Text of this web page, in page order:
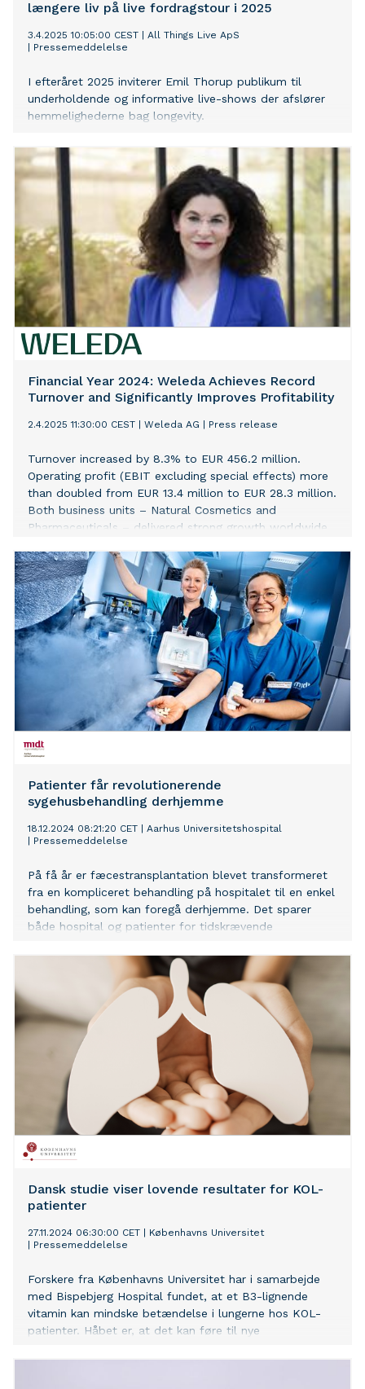
længere liv på live fordragstour i 2025
3.4.2025 10:05:00 CEST
All Things Live ApS
Pressemeddelelse
I efteråret 2025 inviterer Emil Thorup publikum til
underholdende og informative live-shows der afslører
hemmelighederne bag longevity.
Financial Year 2024: Weleda Achieves Record
Turnover and Significantly Improves Profitability
2.4.2025 11:30:00 CEST Weleda AG Press release
Turnover increased by 8.3% to EUR 456.2 million.
Operating profit (EBIT excluding special effects) more
than doubled from EUR 13.4 million to EUR 28.3 million.
Both business units – Natural Cosmetics and
Pharmaceuticals – delivered strong growth worldwide.
digitalisation, innovation, and premiumisation. CEO Tina
Müller: “2024 was a year of renewal for Weleda – and
a very strong year for us economically. Our strategy of
growth with responsibility is working.” CEO Tina Müller:
“We have once again started the new financial year
with strong momentum. We will continue our
sustainable growth path with many innovations.”
Patienter får revolutionerende
sygehusbehandling derhjemme
18.12.2024 08:21:20 CET
Aarhus Universitetshospital
Pressemeddelelse
På få år er fæcestransplantation blevet transformeret
fra en kompliceret behandling på hospitalet til en enkel
behandling, som kan foregå derhjemme. Det sparer
både hospital og patienter for tidskrævende
Dansk studie viser lovende resultater for KOL-
patienter
27.11.2024 06:30:00 CET
Københavns Universitet
Pressemeddelelse
Forskere fra Københavns Universitet har i samarbejde
med Bispebjerg Hospital fundet, at et B3-lignende
vitamin kan mindske betændelse i lungerne hos KOL-
patienter. Håbet er, at det kan føre til nye